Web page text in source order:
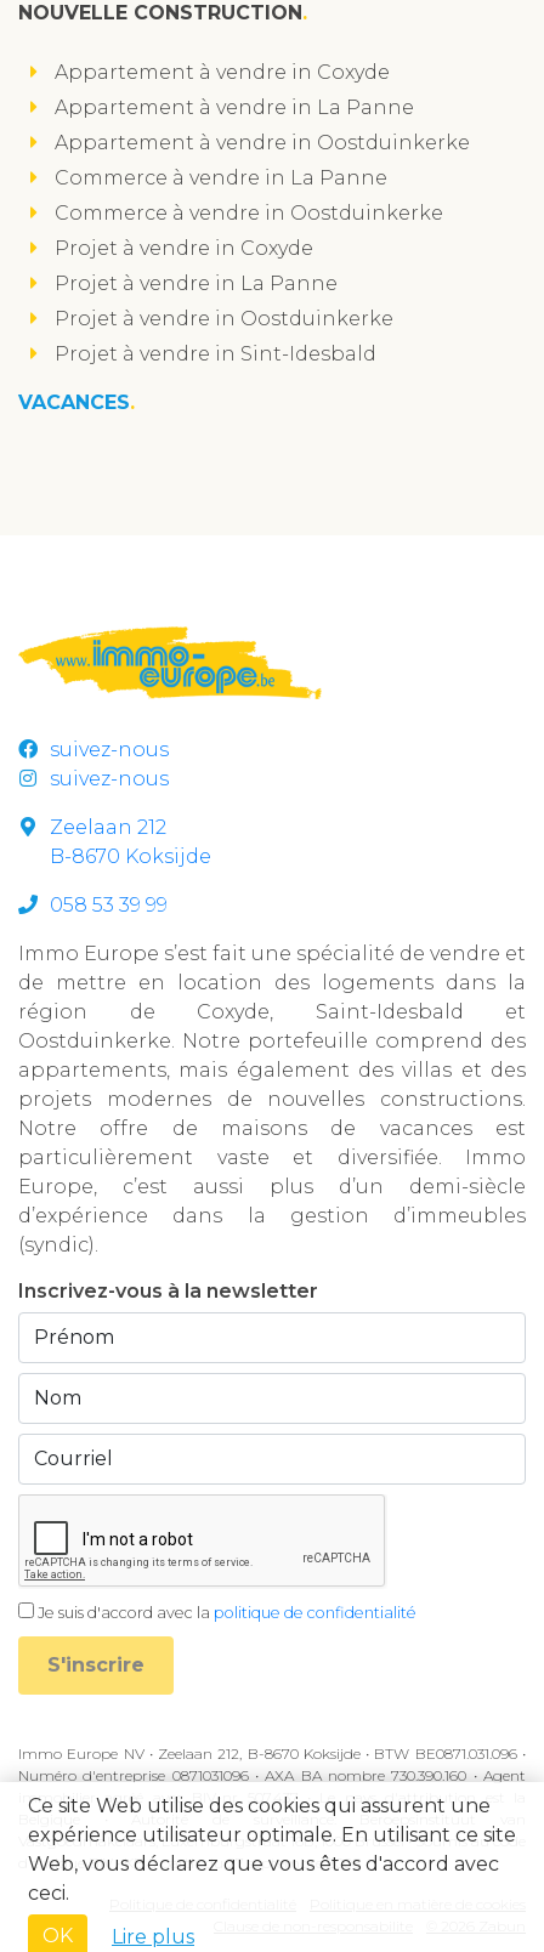
NOUVELLE CONSTRUCTION
Appartement à vendre in Coxyde
Appartement à vendre in La Panne
Appartement à vendre in Oostduinkerke
Commerce à vendre in La Panne
Commerce à vendre in Oostduinkerke
Projet à vendre in Coxyde
Projet à vendre in La Panne
Projet à vendre in Oostduinkerke
Projet à vendre in Sint-Idesbald
VACANCES
suivez-nous
suivez-nous
Zeelaan 212
B-8670 Koksijde
058 53 39 99
Immo Europe s’est fait une spécialité de vendre et
de mettre en location des logements dans la
région de Coxyde, Saint-Idesbald et
Oostduinkerke. Notre portefeuille comprend des
appartements, mais également des villas et des
projets modernes de nouvelles constructions.
Notre offre de maisons de vacances est
particulièrement vaste et diversifiée. Immo
Europe, c’est aussi plus d’un demi-siècle
d’expérience dans la gestion d’immeubles
(syndic).
Inscrivez-vous à la newsletter
Je suis d'accord avec la politique de confidentialité
S'inscrire
Immo Europe NV • Zeelaan 212, B-8670 Koksijde • BTW BE0871.031.096 •
Numéro d'entreprise 0871031096 • AXA BA nombre 730.390.160 • Agent
immobilier agréé avec BIV-nr 507.437 • Le pays d'attribution est la
Belgique • Autorité de surveillance: Beroepsinstituut van
Vastgoedmakelaars, Luxemburgstraat 16B, 1000 Brussel • Soumis au code
d'éthique BIV • KB à partir du 27 septembre 2006
Ce site Web utilise des cookies qui assurent une
expérience utilisateur optimale. En utilisant ce site
Web, vous déclarez que vous êtes d'accord avec
ceci.
OK
Lire plus